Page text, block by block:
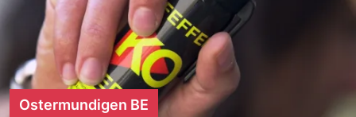
Ostermundigen BE